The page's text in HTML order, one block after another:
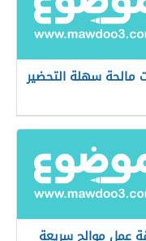
مالحة سهلة التحضير
عمل موالح سريعة